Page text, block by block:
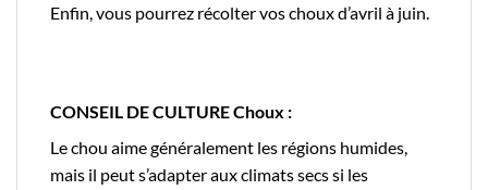
Enfin, vous pourrez récolter vos choux d’avril à juin.
CONSEIL DE CULTURE Choux :
Le chou aime généralement les régions humides,
mais il peut s’adapter aux climats secs si les